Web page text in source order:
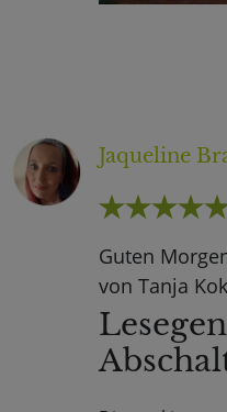
Jaqueline
Guten
von Tanja